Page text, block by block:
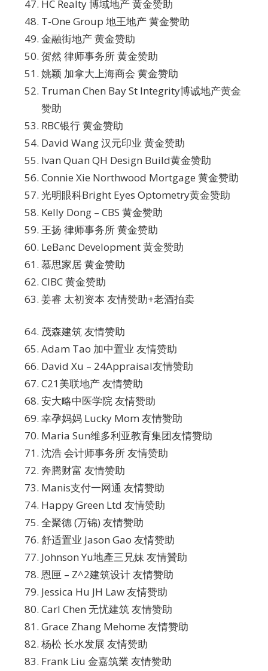
HC Realty 博域地产 黄金赞助
T-One Group 地王地产 黄金赞助
金融街地产 黄金赞助
贺然 律师事务所 黄金赞助
姚颖 加拿大上海商会 黄金赞助
Truman Chen Bay St Integrity博诚地产黄金
赞助
RBC银行 黄金赞助
David Wang 汉元印业 黄金赞助
Ivan Quan QH Design Build黄金赞助
Connie Xie Northwood Mortgage 黄金赞助
光明眼科Bright Eyes Optometry黄金赞助
Kelly Dong – CBS 黄金赞助
王扬 律师事务所 黄金赞助
LeBanc Development 黄金赞助
慕思家居 黄金赞助
CIBC 黄金赞助
姜睿 太初资本 友情赞助+老酒拍卖
茂森建筑 友情赞助
Adam Tao 加中置业 友情赞助
David Xu – 24Appraisal友情赞助
C21美联地产 友情赞助
安大略中医学院 友情赞助
幸孕妈妈 Lucky Mom 友情赞助
Maria Sun维多利亚教育集团友情赞助
沈浩 会计师事务所 友情赞助
奔腾财富 友情赞助
Manis支付一网通 友情赞助
Happy Green Ltd 友情赞助
全聚德 (万锦) 友情赞助
舒适置业 Jason Gao 友情赞助
Johnson Yu地產三兄妹 友情贊助
恩匣 – Z^2建筑设计 友情赞助
Jessica Hu JH Law 友情赞助
Carl Chen 无忧建筑 友情赞助
Grace Zhang Mehome 友情赞助
杨松 长水发展 友情赞助
Frank Liu 金嘉筑業 友情赞助